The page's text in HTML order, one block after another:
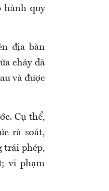
hành quy
địa bàn
cháy đã
và được
Cụ thể,
rà soát,
trái phép,
vi phạm